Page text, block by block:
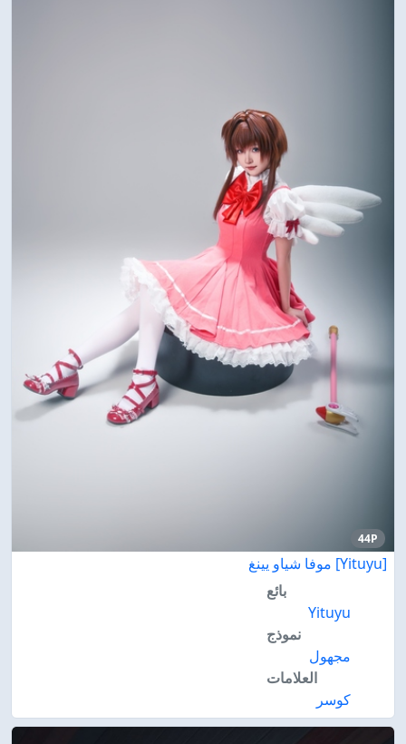
44P
[Yituyu] موفا شياو يينغ
بائع
Yituyu
نموذج
مجهول
العلامات
كوسر